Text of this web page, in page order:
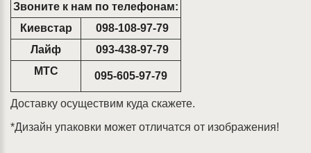
Звоните к нам по телефонам:
Киевстар
098-108-97-79
Лайф
093-438-97-79
МТС
095-605-97-79
Доставку осуществим куда скажете.
*Дизайн упаковки может отличатся от изображения!